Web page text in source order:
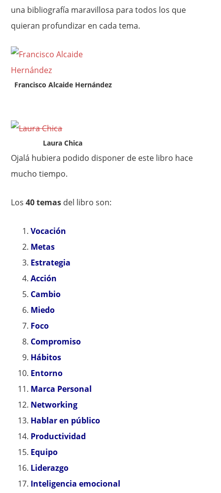
una bibliografía maravillosa para todos los que
quieran profundizar en cada tema.
Francisco Alcaide Hernández
Laura Chica
Ojalá hubiera podido disponer de este libro hace
mucho tiempo.
Los40 temas del libro son:
Vocación
Metas
Estrategia
Acción
Cambio
Miedo
Foco
Compromiso
Hábitos
Entorno
Marca Personal
Networking
Hablar en público
Productividad
Equipo
Liderazgo
Inteligencia emocional